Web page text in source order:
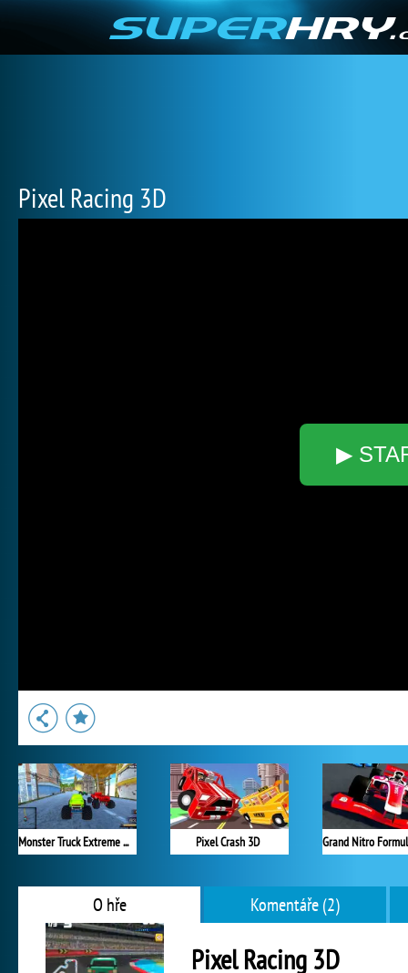
Pixel Racing 3D
▶
Monster Truck Extreme Racing Pixel Crash 3D
O hře Komentáře (2)
Pixel Racing 3D